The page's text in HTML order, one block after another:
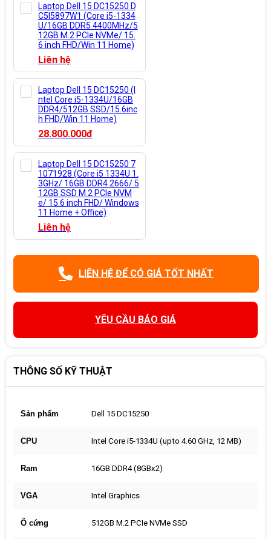
Laptop Dell 15 DC15250 D
C5I5897W1 (Core i5-1334
U/16GB DDR5 4400MHz/5
12GB M.2 PCIe NVMe/ 15.
6 inch FHD/Win 11 Home)
Liên hệ
Laptop Dell 15 DC15250 (I
ntel Core i5-1334U/16GB
DDR4/512GB SSD/15.6inc
h FHD/Win 11 Home)
28.800.000đ
Laptop Dell 15 DC15250 7
1071928 (Core i5 1334U 1.
3GHz/ 16GB DDR4 2666/ 5
12GB SSD M.2 PCIe NVM
e/ 15.6 inch FHD/ Windows
11 Home + Office)
Liên hệ
LIÊN HỆ ĐỂ CÓ GIÁ TỐT NHẤT
YÊU CẦU BÁO GIÁ
THÔNG SỐ KỸ THUẬT
Sản phẩm Dell 15 DC15250
CPU Intel Core i5-1334U (upto 4.60 GHz, 12 MB)
Ram 16GB DDR4 (8GBx2)
VGA Intel Graphics
Ổ cứng 512GB M.2 PCIe NVMe SSD